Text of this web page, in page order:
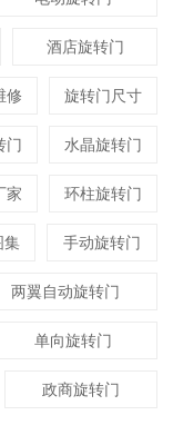
酒店旋转门
修 旋转门尺寸
门 水晶旋转门
家 环柱旋转门
集 手动旋转门
两翼自动旋转门
单向旋转门
政商旋转门